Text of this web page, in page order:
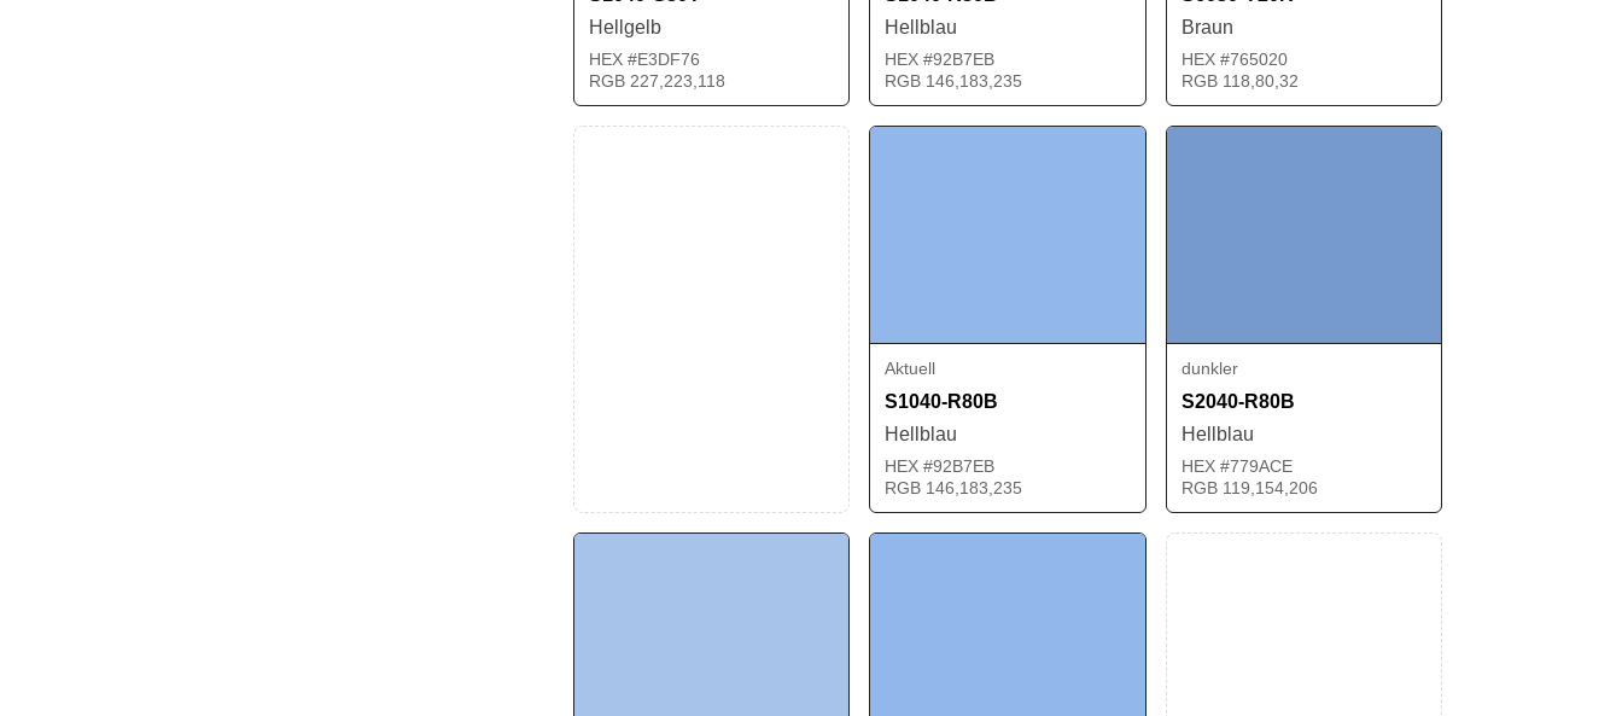
Hellgelb
HEX #E3DF76
RGB 227,223,118
Hellblau
HEX #92B7EB
RGB 146,183,235
Braun
HEX #765020
RGB 118,80,32
Aktuell
S1040-R80B
Hellblau
HEX #92B7EB
RGB 146,183,235
dunkler
S2040-R80B
Hellblau
HEX #779ACE
RGB 119,154,206